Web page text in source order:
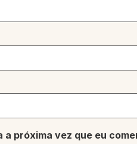
próxima vez que eu